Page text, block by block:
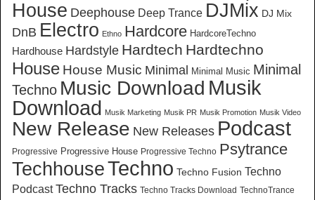
House Deephouse Deep Trance DJMix DJ Mix
DnB Electro Ethno Hardcore HardcoreTechno
Hardhouse Hardstyle Hardtech Hardtechno
House House Music Minimal Minimal Music Minimal
Techno Music Download Musik
Download
Musik Marketing Musik PR Musik Promotion Musik Video
New Release New Releases Podcast
Progressive Progressive House Progressive Techno Psytrance
TechhouseTechno Techno Fusion Techno
Podcast Techno Tracks Techno Tracks Download TechnoTrance